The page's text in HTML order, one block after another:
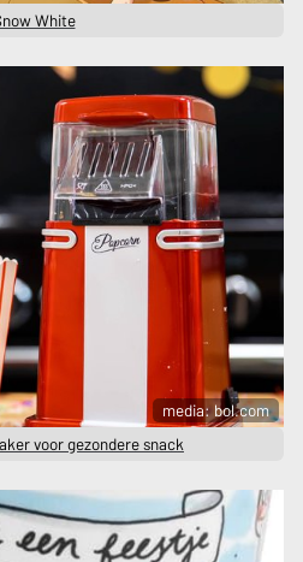
White
media: bol.com
voor gezondere snack